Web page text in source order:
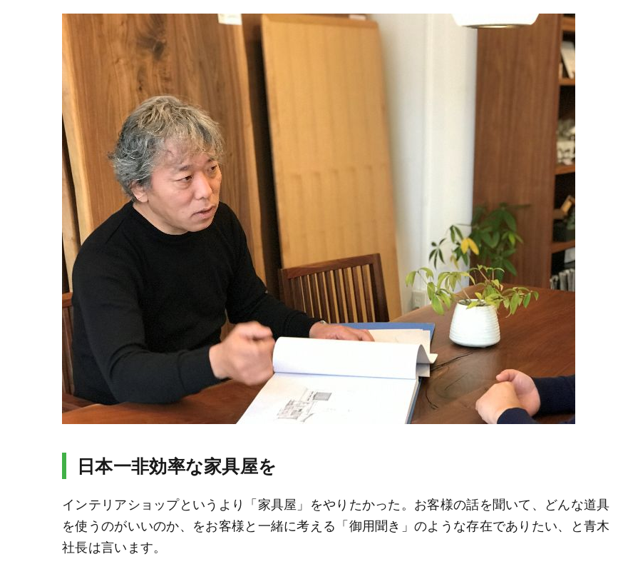
日本一非効率な家具屋を
インテリアショップというより「家具屋」をやりたかった。お客様の話を聞いて、どんな道具
を使うのがいいのか、をお客様と一緒に考える「御用聞き」のような存在でありたい、と青木
社長は言います。